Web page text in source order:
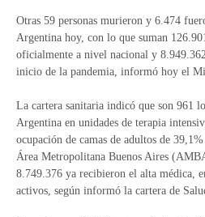
Otras 59 personas murieron y 6.474
Argentina hoy, con lo que suman
oficialmente a nivel nacional y
inicio de la pandemia, informó hoy el
La cartera sanitaria indicó que son 961
Argentina en unidades de terapia
ocupación de camas de adultos de
Área Metropolitana Buenos Aires
8.749.376 ya recibieron el alta médica,
activos, según informó la cartera de